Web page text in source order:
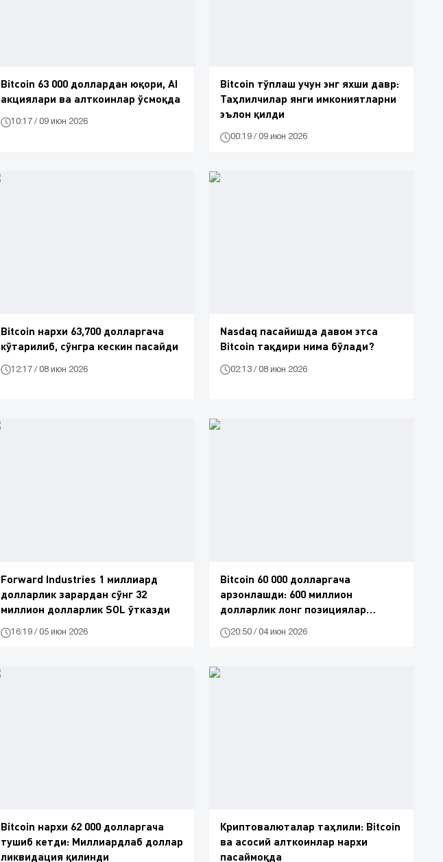
Bitcoin 63 000 доллардан юқори, AI
акциялари ва алткоинлар ўсмоқда
10:17 / 09 июн 2026
Bitcoin тўплаш учун энг яхши давр:
Таҳлилчилар янги имкониятларни
эълон қилди
00:19 / 09 июн 2026
Bitcoin нархи 63,700 долларгача
кўтарилиб, сўнгра кескин пасайди
12:17 / 08 июн 2026
Nasdaq пасайишда давом этса
Bitcoin тақдири нима бўлади?
02:13 / 08 июн 2026
Forward Industries 1 миллиард
долларлик зарардан сўнг 32
миллион долларлик SOL ўтказди
16:19 / 05 июн 2026
Bitcoin 60 000 долларгача
арзонлашди: 600 миллион
долларлик лонг позициялар
20:50 / 04 июн 2026
Bitcoin нархи 62 000 долларгача
тушиб кетди: Миллиардлаб доллар
ликвидация қилинди
Криптовалюталар таҳлили: Bitcoin
ва асосий алткоинлар нархи
пасаймоқда